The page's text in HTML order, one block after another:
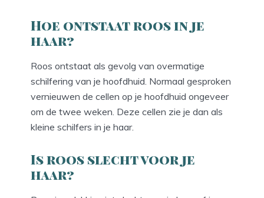
Hoe ontstaat roos in je
haar?
Roos ontstaat als gevolg van overmatige
schilfering van je hoofdhuid. Normaal gesproken
vernieuwen de cellen op je hoofdhuid ongeveer
om de twee weken. Deze cellen zie je dan als
kleine schilfers in je haar.
Is roos slecht voor je
haar?